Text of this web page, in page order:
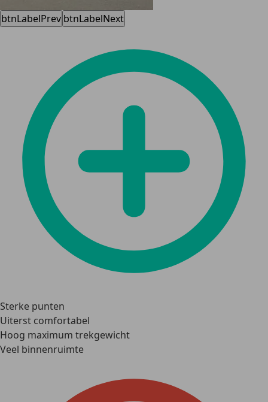
btnLabelPrev btnLabelNext
Sterke punten
Uiterst comfortabel
Hoog maximum trekgewicht
Veel binnenruimte